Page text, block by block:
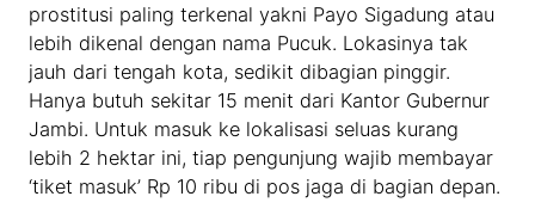
prostitusi paling terkenal yakni Payo Sigadung atau
lebih dikenal dengan nama Pucuk. Lokasinya tak
jauh dari tengah kota, sedikit dibagian pinggir.
Hanya butuh sekitar 15 menit dari Kantor Gubernur
Jambi. Untuk masuk ke lokalisasi seluas kurang
lebih 2 hektar ini, tiap pengunjung wajib membayar
‘tiket masuk’ Rp 10 ribu di pos jaga di bagian depan.